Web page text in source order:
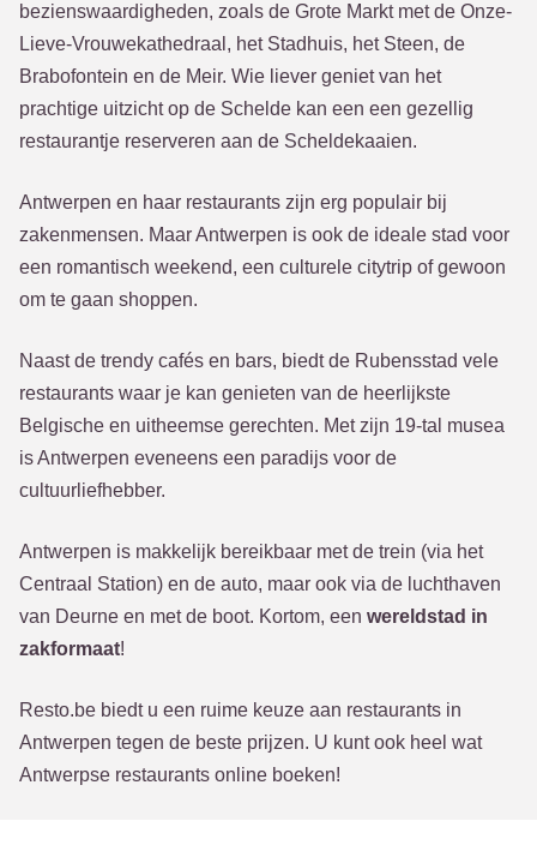
bezienswaardigheden, zoals de Grote Markt met de Onze-
Lieve-Vrouwekathedraal, het Stadhuis, het Steen, de
Brabofontein en de Meir. Wie liever geniet van het
prachtige uitzicht op de Schelde kan een een gezellig
restaurantje reserveren aan de Scheldekaaien.
Antwerpen en haar restaurants zijn erg populair bij
zakenmensen. Maar Antwerpen is ook de ideale stad voor
een romantisch weekend, een culturele citytrip of gewoon
om te gaan shoppen.
Naast de trendy cafés en bars, biedt de Rubensstad vele
restaurants waar je kan genieten van de heerlijkste
Belgische en uitheemse gerechten. Met zijn 19-tal musea
is Antwerpen eveneens een paradijs voor de
cultuurliefhebber.
Antwerpen is makkelijk bereikbaar met de trein (via het
Centraal Station) en de auto, maar ook via de luchthaven
van Deurne en met de boot. Kortom, een wereldstad in
zakformaat!
Resto.be biedt u een ruime keuze aan restaurants in
Antwerpen tegen de beste prijzen. U kunt ook heel wat
Antwerpse restaurants online boeken!